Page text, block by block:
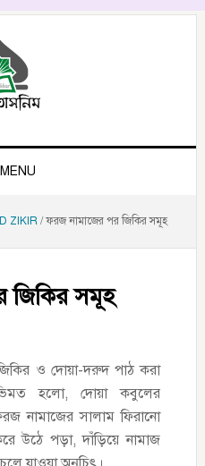
MENU
ZIKIR /ফরজ নামাজের পর জিকির সমূহ
জিকির সমূহ
ও দোয়া-দরুদ পাঠ করা
হলো, দোয়া কবুলের
নামাজের সালাম ফিরানো
উঠে পড়া, দাঁড়িয়ে নামাজ